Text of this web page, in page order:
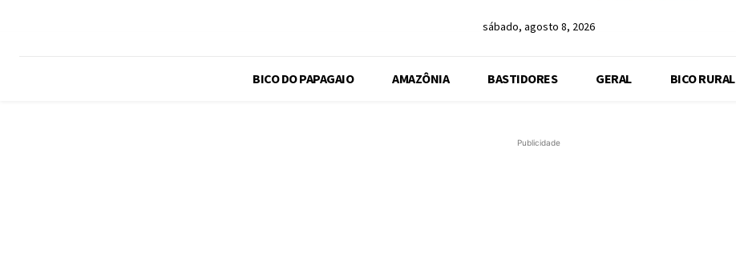
sábado, agosto 8, 2026
BICO DO PAPAGAIO AMAZÔNIA BASTIDORES GERAL BICO RURAL
Publicidade